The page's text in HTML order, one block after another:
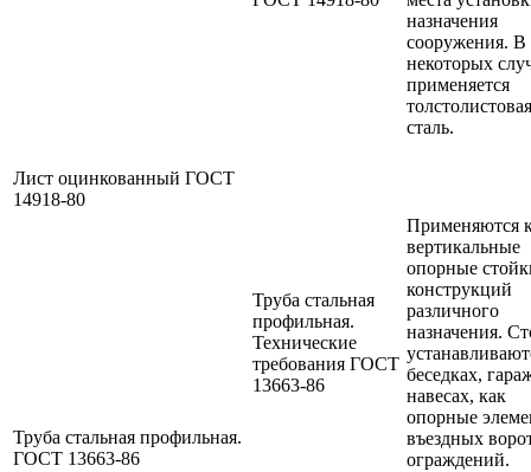
Лист оцинкованный ГОСТ
14918-80
назначения
сооружения. В
некоторых
применяется
толстолистовая
сталь.
Труба стальная профильная.
ГОСТ 13663-86
Труба стальная
профильная.
Технические
требования ГОСТ
13663-86
Применяются
вертикальные
опорные
конструкций
различного
назначения.
беседках,
навесах, как
опорные
въездных
ограждений.